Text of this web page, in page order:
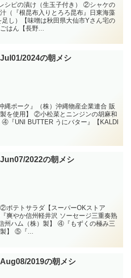
シピの漬け（生玉子付き） ②シャケの
（『根昆布入りとろろ昆布』日東海藻
足し）【味噌は秋田県大仙市Yさん宅の
はん【長野...
Jul01/2024の朝メシ
ポーク』（株）沖縄物産企業連合 販
を使用】 ②小松菜とニンジンの胡麻和
『UNI BUTTER うにバター』【KALDI
Jun07/2022の朝メシ
ポテトサラダ【スーパーOKストア
爽やか信州軽井沢 ソーセージ三重奏熟
州ハム（株）製】 ④『もずくの極み三
製】 ⑤『...
Aug08/2019の朝メシ